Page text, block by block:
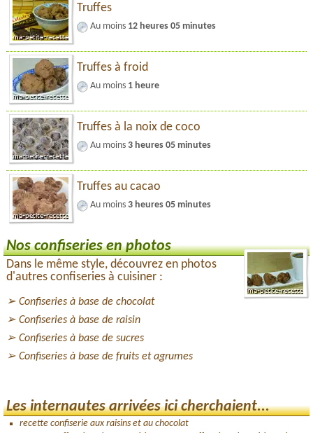
Truffes
Au moins 12 heures 05 minutes
Truffes à froid
Au moins 1 heure
Truffes à la noix de coco
Au moins 3 heures 05 minutes
Truffes au cacao
Au moins 3 heures 05 minutes
Nos confiseries en photos
Dans le même style, découvrez en photos
d'autres confiseries à cuisiner :
Confiseries à base de chocolat
Confiseries à base de raisin
Confiseries à base de sucres
Confiseries à base de fruits et agrumes
Les internautes arrivées ici cherchaient...
recette confiserie aux raisins et au chocolat